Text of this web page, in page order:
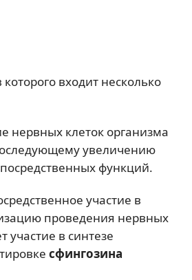
входит несколько
нервных клеток организма
увеличению
функций.
участие в
проведения нервных
в синтезе
сфингозина